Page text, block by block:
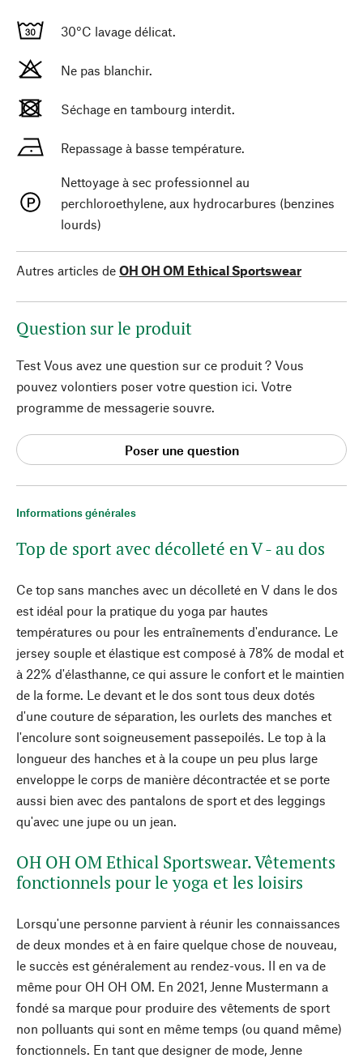
Informations générales
Top de sport avec décolleté en V - au dos
Ce top sans manches avec un décolleté en V dans le dos
est idéal pour la pratique du yoga par hautes
températures ou pour les entraînements d'endurance. Le
jersey souple et élastique est composé à 78% de modal et
à 22% d'élasthanne, ce qui assure le confort et le maintien
de la forme. Le devant et le dos sont tous deux dotés
d'une couture de séparation, les ourlets des manches et
l'encolure sont soigneusement passepoilés. Le top à la
longueur des hanches et à la coupe un peu plus large
enveloppe le corps de manière décontractée et se porte
aussi bien avec des pantalons de sport et des leggings
qu'avec une jupe ou un jean.
OH OH OM Ethical Sportswear. Vêtements
fonctionnels pour le yoga et les loisirs
Lorsqu'une personne parvient à réunir les connaissances
de deux mondes et à en faire quelque chose de nouveau,
le succès est généralement au rendez-vous. Il en va de
même pour OH OH OM. En 2021, Jenne Mustermann a
fondé sa marque pour produire des vêtements de sport
non polluants qui sont en même temps (ou quand même)
fonctionnels. En tant que designer de mode, Jenne
30°C lavage délicat.
Ne pas blanchir.
Séchage en tambourg interdit.
Repassage à basse température.
Nettoyage à sec professionnel au
perchloroethylene, aux hydrocarbures (benzines
lourds)
Autres articles de OH OH OM Ethical Sportswear
Question sur le produit
Test Vous avez une question sur ce produit ? Vous
pouvez volontiers poser votre question ici. Votre
programme de messagerie souvre.
Poser une question